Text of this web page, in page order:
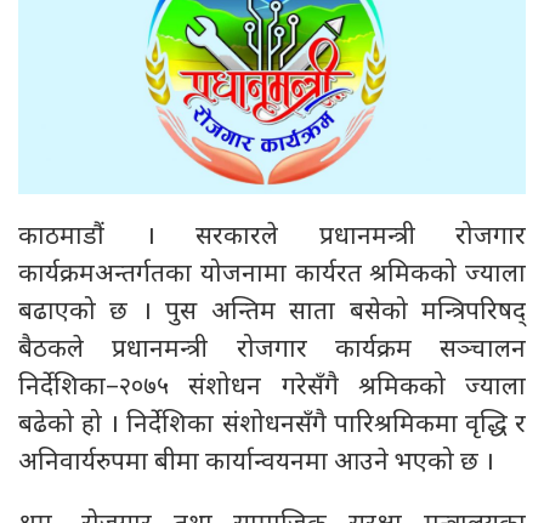
काठमाडौं । सरकारले प्रधानमन्त्री रोजगार
कार्यक्रमअन्तर्गतका योजनामा कार्यरत श्रमिकको ज्याला
बढाएको छ । पुस अन्तिम साता बसेको मन्त्रिपरिषद्
बैठकले प्रधानमन्त्री रोजगार कार्यक्रम सञ्चालन
निर्देशिका–२०७५ संशोधन गरेसँगै श्रमिकको ज्याला
बढेको हो । निर्देशिका संशोधनसँगै पारिश्रमिकमा वृद्धि र
अनिवार्यरुपमा बीमा कार्यान्वयनमा आउने भएको छ ।